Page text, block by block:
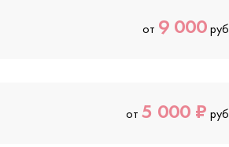
от 9 000руб
от 5 000 ₽ руб